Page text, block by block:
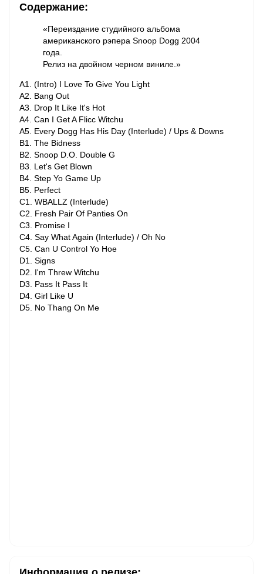
Содержание:
«Переиздание студийного альбома
американского рэпера Snoop Dogg 2004
года.
Релиз на двойном черном виниле.»
A1. (Intro) I Love To Give You Light
A2. Bang Out
A3. Drop It Like It's Hot
A4. Can I Get A Flicc Witchu
A5. Every Dogg Has His Day (Interlude) / Ups & Downs
B1. The Bidness
B2. Snoop D.O. Double G
B3. Let's Get Blown
B4. Step Yo Game Up
B5. Perfect
C1. WBALLZ (Interlude)
C2. Fresh Pair Of Panties On
C3. Promise I
C4. Say What Again (Interlude) / Oh No
C5. Can U Control Yo Hoe
D1. Signs
D2. I'm Threw Witchu
D3. Pass It Pass It
D4. Girl Like U
D5. No Thang On Me